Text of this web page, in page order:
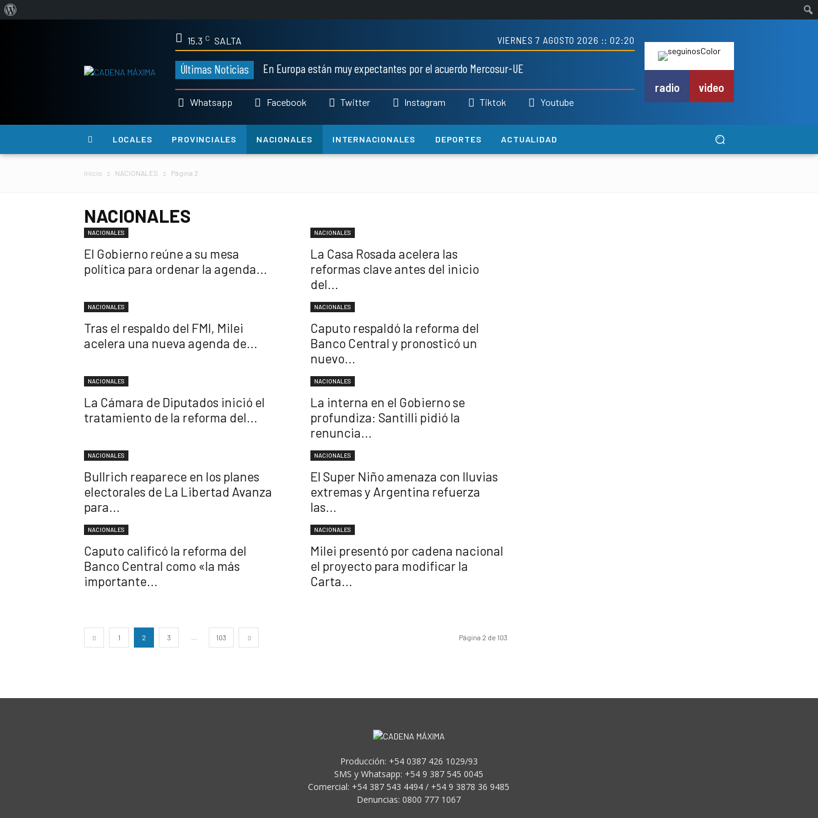
15.3 C SALTA VIERNES 7 AGOSTO 2026 :: 02:20
Últimas Noticias En Europa están muy expectantes por el acuerdo Mercosur-UE
Whatsapp Facebook Twitter Instagram Tiktok Youtube
radio video
LOCALES PROVINCIALES NACIONALES INTERNACIONALES DEPORTES ACTUALIDAD
Inicio NACIONALES Página 2
NACIONALES
NACIONALES
El Gobierno reúne a su mesa
política para ordenar la agenda...
NACIONALES
La Casa Rosada acelera las
reformas clave antes del inicio
del...
NACIONALES
Tras el respaldo del FMI, Milei
acelera una nueva agenda de...
NACIONALES
Caputo respaldó la reforma del
Banco Central y pronosticó un
nuevo...
NACIONALES
La Cámara de Diputados inició el
tratamiento de la reforma del...
NACIONALES
La interna en el Gobierno se
profundiza: Santilli pidió la
renuncia...
NACIONALES
Bullrich reaparece en los planes
electorales de La Libertad Avanza
para...
NACIONALES
El Super Niño amenaza con lluvias
extremas y Argentina refuerza
las...
NACIONALES
Caputo calificó la reforma del
Banco Central como «la más
importante...
NACIONALES
Milei presentó por cadena nacional
el proyecto para modificar la
Carta...
1 2 3 103 Página 2 de 103
Producción: +54 0387 426 1029/93
SMS y Whatsapp: +54 9 387 545 0045
Comercial: +54 387 543 4494 / +54 9 3878 36 9485
Denuncias: 0800 777 1067